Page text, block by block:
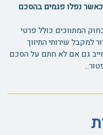
כאשר נפלו פגמים בהסכם
המתווכים כולל פרטי
היה ברור למקבל שירותי התיווך
גם אם לא חתם על הסכם